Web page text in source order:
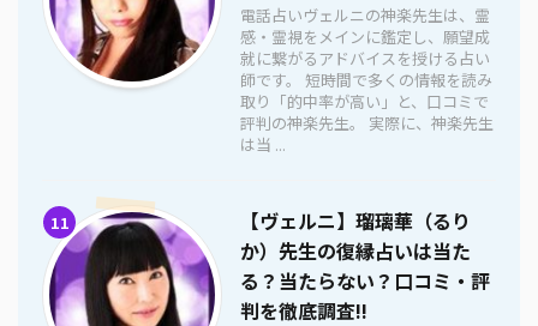
電話占いヴェルニの神楽先生は、霊
感・霊視をメインに鑑定し、願望成
就に繋がるアドバイスを授ける占い
師です。 短時間で多くの情報を読み
取り「的中率が高い」と、口コミで
評判の神楽先生。 実際に、神楽先生
は当 ...
11
【ヴェルニ】瑠璃華（るり
か）先生の復縁占いは当た
る？当たらない？口コミ・評
判を徹底調査!!